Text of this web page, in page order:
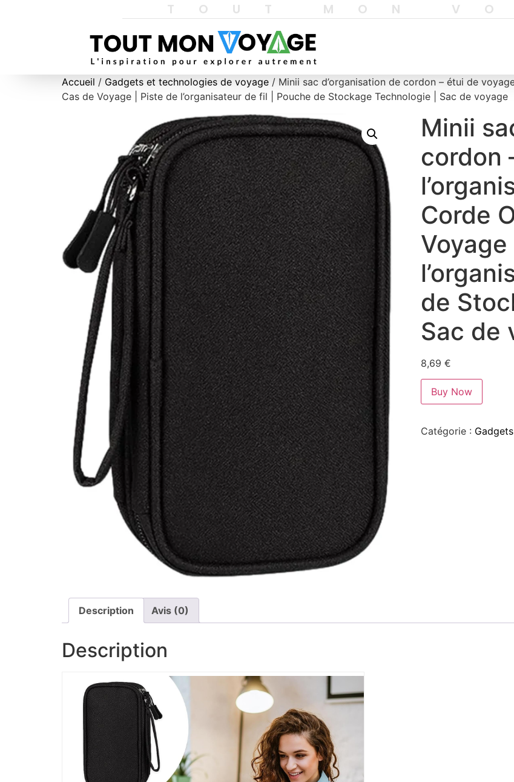
TOUT MON
Accueil / Gadgets et technologies de voyage / Minii sac d’organisation de cordon – étui de
Cas de Voyage | Piste de l’organisateur de fil | Pouche de Stockage Technologie | Sac de voyage
Minii
cordon
Corde
de
Sac de
8,69 €
Buy Now
Catégorie :
Description Avis (0)
Description